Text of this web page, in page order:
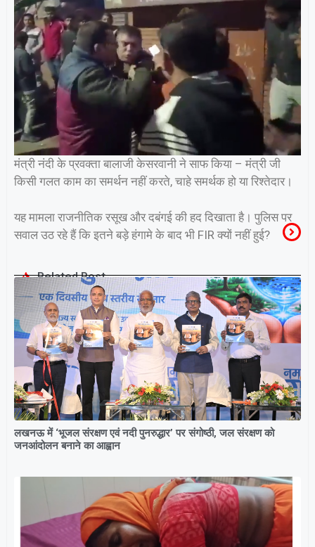
मंत्री नंदी के प्रवक्ता बालाजी केसरवानी ने साफ किया – मंत्री जी
किसी गलत काम का समर्थन नहीं करते, चाहे समर्थक हो या रिश्तेदार।
यह मामला राजनीतिक रसूख और दबंगई की हद दिखाता है। पुलिस पर
सवाल उठ रहे हैं कि इतने बड़े हंगामे के बाद भी FIR क्यों नहीं हुई?
Related Post
लखनऊ में ‘भूजल संरक्षण एवं नदी पुनरुद्धार’ पर संगोष्ठी, जल संरक्षण को
जनआंदोलन बनाने का आह्वान